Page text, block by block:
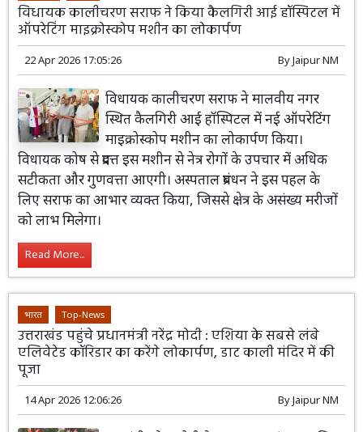
विधायक कालीचरण सराफ ने किया कैलगिरी आई हॉस्पिटल में
ऑपरेटिंग माइक्रोस्कोप मशीन का लोकार्पण
22 Apr 2026 17:05:26 ByJaipur NM
विधायक कालीचरण सराफ ने मालवीय नगर
स्थित कैलगिरी आई हॉस्पिटल में नई ऑपरेटिंग
माइक्रोस्कोप मशीन का लोकार्पण किया।
विधायक कोष से प्रदत्त इस मशीन से नेत्र रोगों के उपचार में अधिक
सटीकता और गुणवत्ता आएगी। अस्पताल प्रबंधन ने इस पहल के
लिए सराफ का आभार व्यक्त किया, जिससे क्षेत्र के असंख्य मरीजों
को लाभ मिलेगा।
Read More...
भारत Top-News
उत्तराखंड पहुंचे प्रधानमंत्री नरेंद्र मोदी : एशिया के सबसे लंबे
एलिवेटेड कॉरिडार का करेंगे लोकार्पण, डाट काली मंदिर में की
पूजा
14 Apr 2026 12:06:26 ByJaipur NM